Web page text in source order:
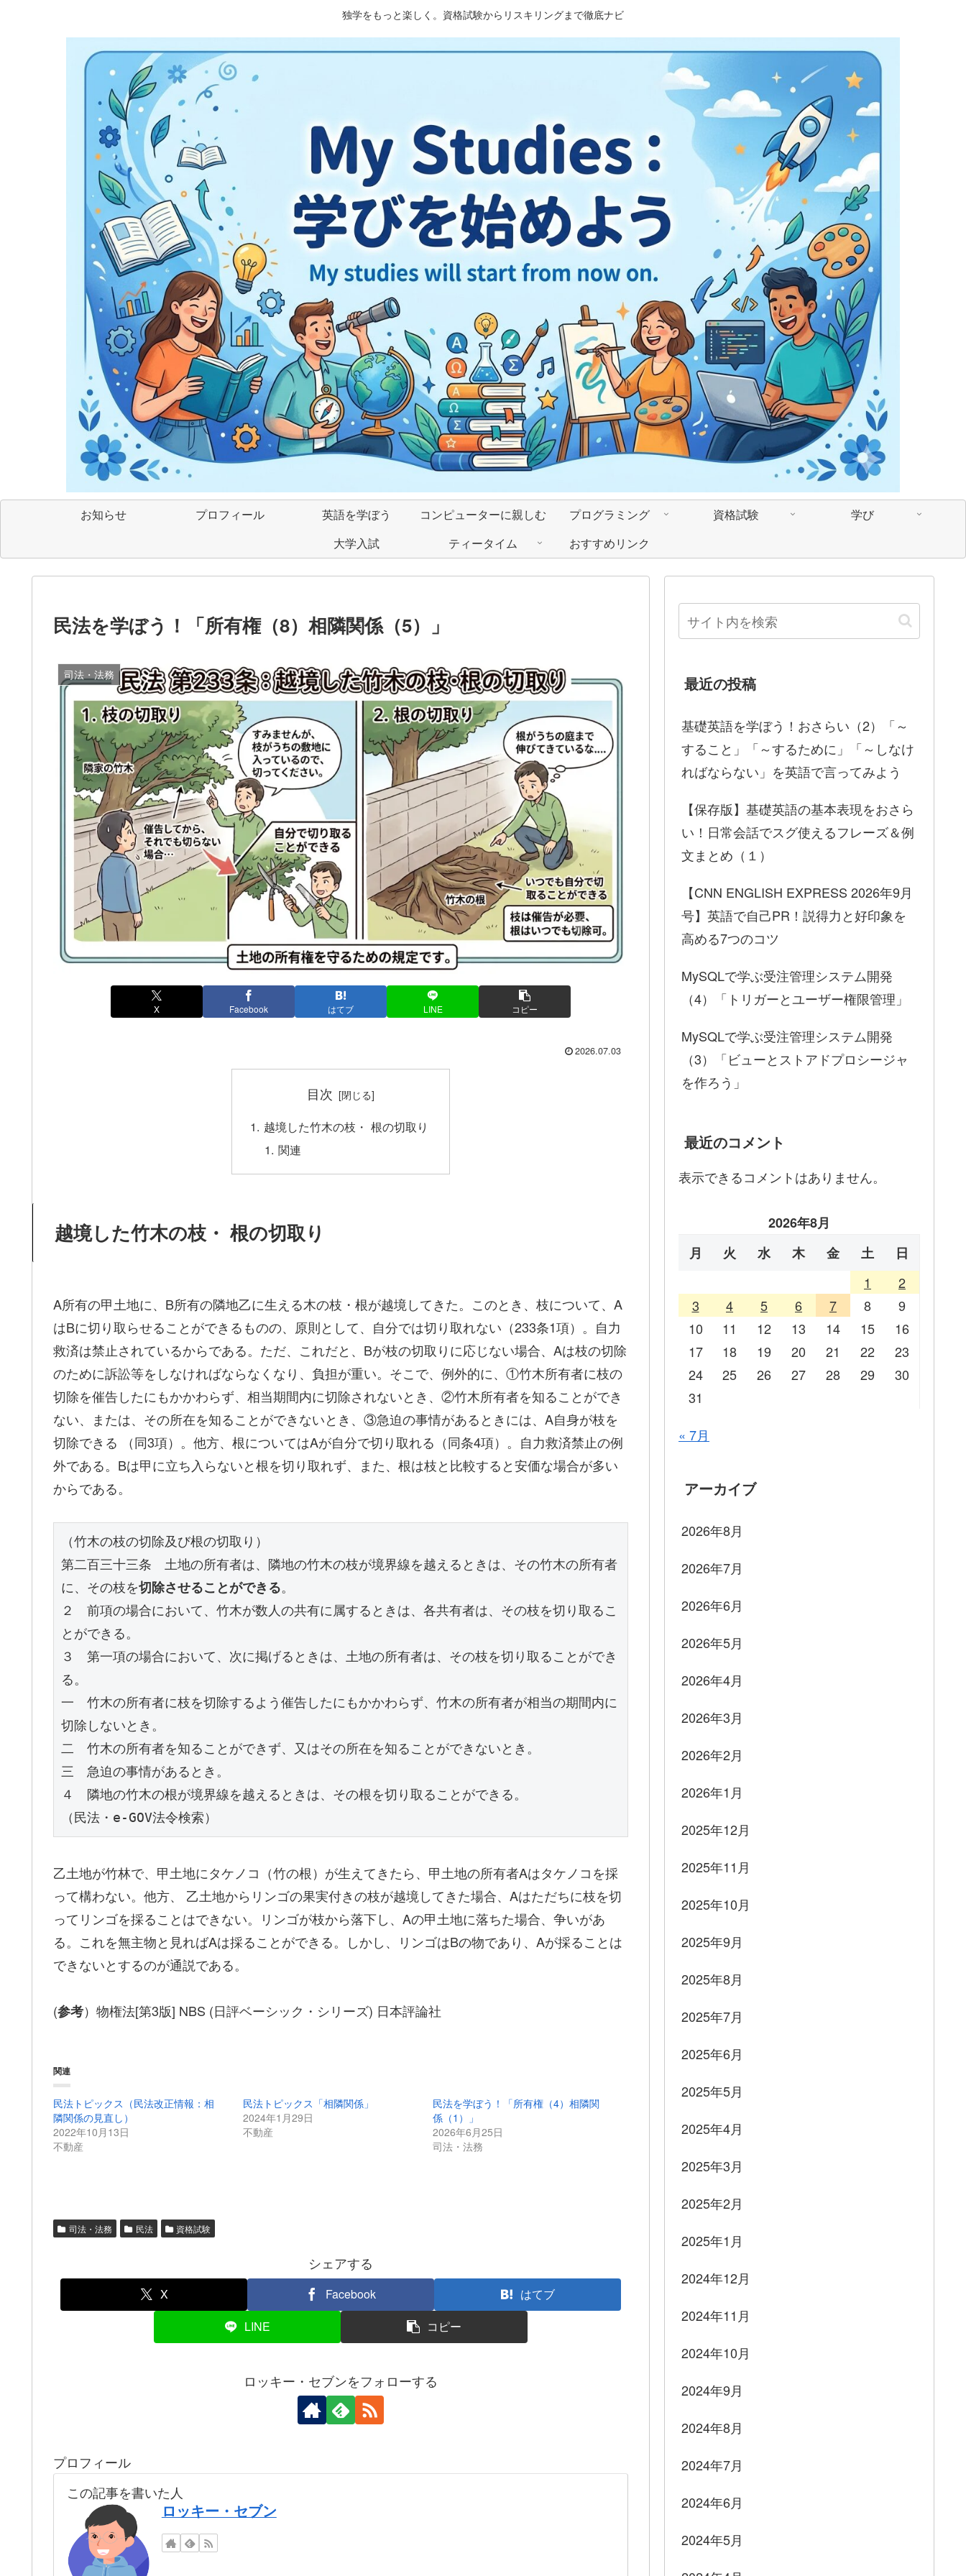
独学をもっと楽しく。資格試験からリスキリングまで徹底ナビ
お知らせ プロフィール 英語を学ぼう コンピューターに親しむ プログラミング 資格試験
学び
大学入試
ティータイム おすすめリンク
民法を学ぼう！「所有権（8）相隣関係（5）」
司法・法務
X Facebook はてブ LINE コピー
2026.07.03
目次
越境した竹木の枝・ 根の切取り
関連
越境した竹木の枝・ 根の切取り
A所有の甲土地に、B所有の隣地乙に生える木の枝・根が越境してきた。このとき、枝について、A
はBに切り取らせることができるものの、原則として、自分では切り取れない（233条1項）。自力
救済は禁止されているからである。ただ、これだと、Bが枝の切取りに応じない場合、Aは枝の切除
のために訴訟等をしなければならなくなり、負担が重い。そこで、例外的に、①竹木所有者に枝の
切除を催告したにもかかわらず、相当期間内に切除されないとき、②竹木所有者を知ることができ
ない、または、その所在を知ることができないとき、③急迫の事情があるときには、A自身が枝を
切除できる （同3項）。他方、根についてはAが自分で切り取れる（同条4項）。自力救済禁止の例
外である。Bは甲に立ち入らないと根を切り取れず、また、根は枝と比較すると安価な場合が多い
からである。
（竹木の枝の切除及び根の切取り）
第二百三十三条　土地の所有者は、隣地の竹木の枝が境界線を越えるときは、その竹木の所有者
に、その枝を切除させることができる。
２　前項の場合において、竹木が数人の共有に属するときは、各共有者は、その枝を切り取るこ
とができる。
３　第一項の場合において、次に掲げるときは、土地の所有者は、その枝を切り取ることができ
る。
一　竹木の所有者に枝を切除するよう催告したにもかかわらず、竹木の所有者が相当の期間内に
切除しないとき。
二　竹木の所有者を知ることができず、又はその所在を知ることができないとき。
三　急迫の事情があるとき。
４　隣地の竹木の根が境界線を越えるときは、その根を切り取ることができる。
（民法・e-GOV法令検索）
乙土地が竹林で、甲土地にタケノコ（竹の根）が生えてきたら、甲土地の所有者Aはタケノコを採
って構わない。他方、 乙土地からリンゴの果実付きの枝が越境してきた場合、Aはただちに枝を切
ってリンゴを採ることはできない。リンゴが枝から落下し、Aの甲土地に落ちた場合、争いがあ
る。これを無主物と見ればAは採ることができる。しかし、リンゴはBの物であり、Aが採ることは
できないとするのが通説である。
(参考）物権法[第3版] NBS (日評ベーシック・シリーズ) 日本評論社
関連
民法トピックス（民法改正情報：相
隣関係の見直し）
2022年10月13日
不動産
民法トピックス「相隣関係」
2024年1月29日
不動産
民法を学ぼう！「所有権（4）相隣関
係（1）」
2026年6月25日
司法・法務
司法・法務 民法 資格試験
シェアする
X Facebook
はてブ
LINE
コピー
ロッキー・セブンをフォローする
プロフィール
この記事を書いた人
ロッキー・セブン
最近の投稿
基礎英語を学ぼう！おさらい（2）「～
すること」「～するために」「～しなけ
ればならない」を英語で言ってみよう
【保存版】基礎英語の基本表現をおさら
い！日常会話でスグ使えるフレーズ＆例
文まとめ（１）
【CNN ENGLISH EXPRESS 2026年9月
号】英語で自己PR！説得力と好印象を
高める7つのコツ
MySQLで学ぶ受注管理システム開発
（4）「トリガーとユーザー権限管理」
MySQLで学ぶ受注管理システム開発
（3）「ビューとストアドプロシージャ
を作ろう」
最近のコメント
表示できるコメントはありません。
2026年8月
月
火 水 木 金 土
日
1
2
3
4 5 6 7 8
9
10
11 12 13 14 15
16
17
18 19 20 21 22
23
24
25 26 27 28 29
30
31
« 7月
アーカイブ
2026年8月
2026年7月
2026年6月
2026年5月
2026年4月
2026年3月
2026年2月
2026年1月
2025年12月
2025年11月
2025年10月
2025年9月
2025年8月
2025年7月
2025年6月
2025年5月
2025年4月
2025年3月
2025年2月
2025年1月
2024年12月
2024年11月
2024年10月
2024年9月
2024年8月
2024年7月
2024年6月
2024年5月